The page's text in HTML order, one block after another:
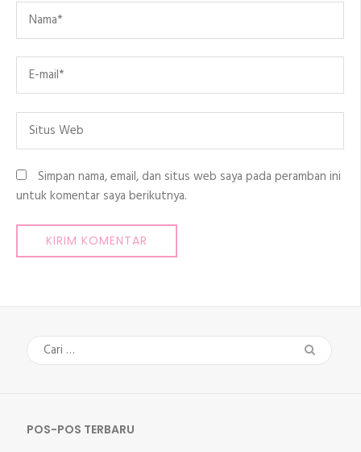
Name
Email
Situs
Web
Simpan nama, email, dan situs web saya pada peramban ini
untuk komentar saya berikutnya.
Cari
untuk:
POS-POS TERBARU